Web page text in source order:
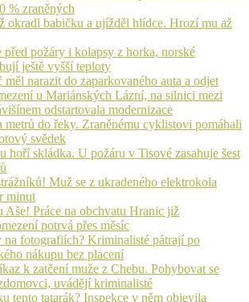
% zraněných
okradl babičku a ujížděl hlídce. Hrozí mu až
požáry i kolapsy z horka, norské
ještě vyšší teploty
narazit do zaparkovaného auta a odjet
u Mariánských Lázní, na silnici mezi
odstartovala modernizace
metrů do řeky. Zraněnému cyklistovi pomáhali
svědek
hoří skládka. U požáru v Tisové zasahuje šest
Muž se z ukradeného elektrokola
minut
Aše! Práce na obchvatu Hranic již
potrvá přes měsíc
na fotografiích? Kriminalisté pátrají po
nákupu bez placení
k zatčení muže z Chebu. Pohybovat se
uvádějí kriminalisté
tento tatarák? Inspekce v něm objevila